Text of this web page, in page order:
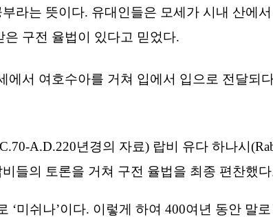
라는 뜻이다. 유대인들은 모세가 시내 산에
구전 율법이 있다고 믿었다.
에서 여호수아를 거쳐 입에서 입으로 전달되
A.D.220년경의 자료) 랍비 유다 하나시
들의 토론을 거쳐 구전 율법을 최종 편찬했
‘미쉬나’이다. 이렇게 하여 400여년 동안 말